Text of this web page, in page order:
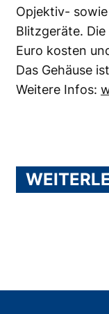
Opjektiv-
Blitzgeräte. Die
Euro kosten
Das Gehäuse
Weitere Infos: